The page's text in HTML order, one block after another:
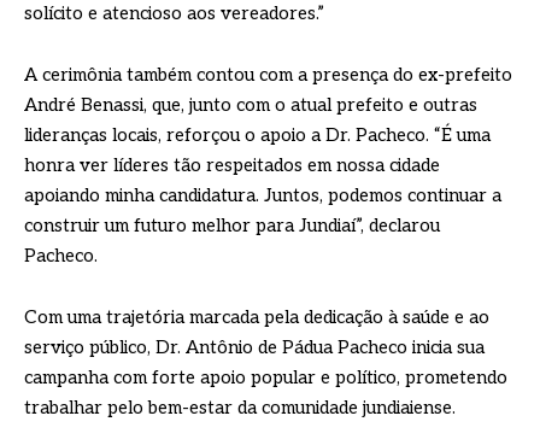
solícito e atencioso aos vereadores.”
A cerimônia também contou com a presença do ex-prefeito
André Benassi, que, junto com o atual prefeito e outras
lideranças locais, reforçou o apoio a Dr. Pacheco. “É uma
honra ver líderes tão respeitados em nossa cidade
apoiando minha candidatura. Juntos, podemos continuar a
construir um futuro melhor para Jundiaí”, declarou
Pacheco.
Com uma trajetória marcada pela dedicação à saúde e ao
serviço público, Dr. Antônio de Pádua Pacheco inicia sua
campanha com forte apoio popular e político, prometendo
trabalhar pelo bem-estar da comunidade jundiaiense.